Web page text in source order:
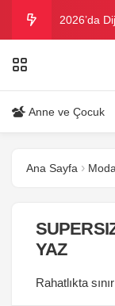
2026’da
Danla
Anne ve Çocuk
Ana Sayfa Moda
YAZ
Rahatlıkta